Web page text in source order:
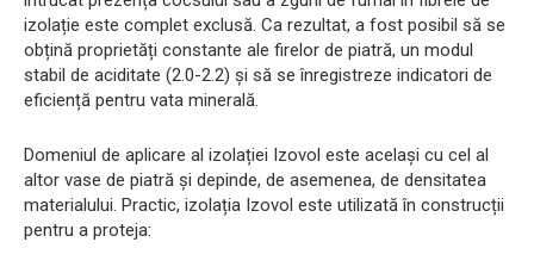
izolație este complet exclusă. Ca rezultat, a fost posibil să se
obțină proprietăți constante ale firelor de piatră, un modul
stabil de aciditate (2.0-2.2) și să se înregistreze indicatori de
eficiență pentru vata minerală.
Domeniul de aplicare al izolației Izovol este același cu cel al
altor vase de piatră și depinde, de asemenea, de densitatea
materialului. Practic, izolația Izovol este utilizată în construcții
pentru a proteja: